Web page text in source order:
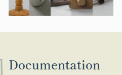
Documentation